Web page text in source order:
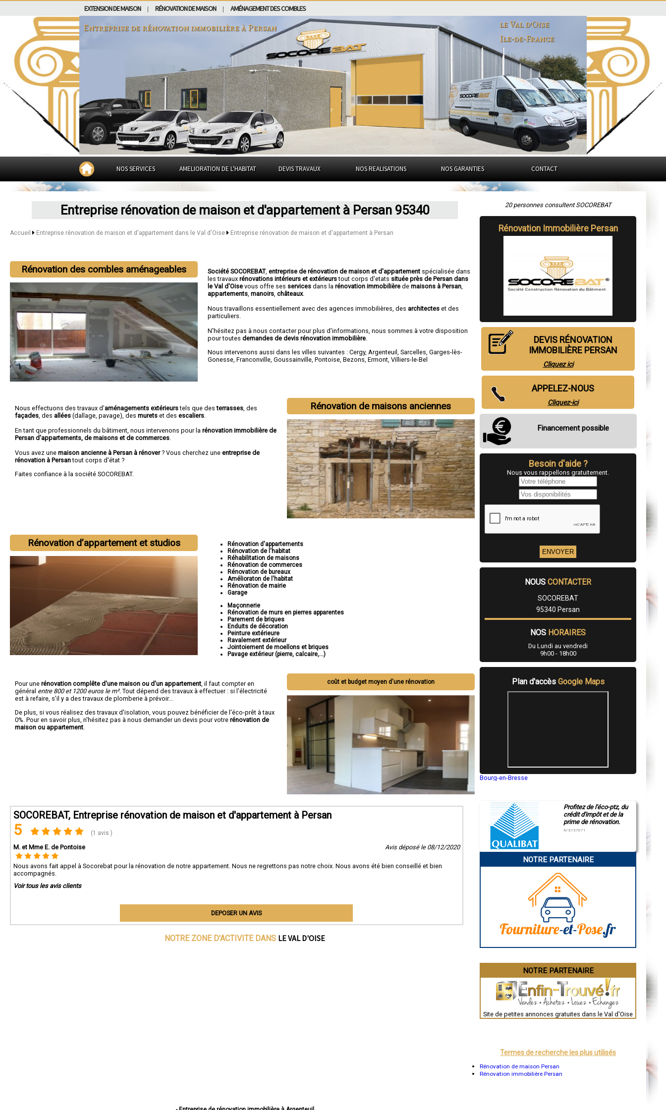
EXTENSION DE MAISON RÉNOVATION DE MAISON AMÉNAGEMENT DES COMBLES
Entreprise de rénovation immobilière àPersan
le Val d'Oise
Ile-de-France
NOS SERVICES AMELIORATION DE L'HABITAT DEVIS TRAVAUX NOS REALISATIONS NOS GARANTIES CONTACT
Entreprise rénovation de maison et d'appartement à Persan 95340
Accueil Entreprise rénovation de maison et d'appartement dans le Val d'Oise Entreprise rénovation de maison et d'appartement à Persan
Rénovation des combles aménageables Société SOCOREBAT,entreprise de rénovation de maison et d'appartement spécialisée dans
les travauxrénovations intérieurs et extérieurstout corps d'etats située près de Persan dans
le Val d'Oisevous offre ses services dans larénovation immobilière demaisons à Persan
appartements ,manoirs ,châteaux.
Nous travaillons essentiellement avec des agences immobilières, des architectes et des
particuliers.
N'hésitez pas à nous contacter pour plus d'informations, nous sommes à votre disposition
pour toutesdemandes de devis rénovation immobilière
Nous intervenons aussi dans les villes suivantes :Cergy, Argenteuil ,Sarcelles ,Garges-lès-
Gonesse ,Franconville ,Goussainville ,Pontoise ,Bezons ,Ermont ,Villiers-le-Bel
Rénovation de maisons anciennes
Nous effectuons des travaux d'aménagements extérieurstels que desterrasses , des
façades , des allées (dallage, pavage), des murets et des escaliers
En tant que professionnels du bâtiment, nous intervenons pour la rénovation immobilière de
Persan d'appartements, de maisons et de commerces
Vous avez une maison ancienne à Persan à rénover? Vous cherchez une entreprise de
rénovation à Persantout corps d'état ?
Faites confiance à la société SOCOREBAT.
Rénovation d’appartement et studios
Rénovation d'appartements
Rénovation de l'habitat
Réhabilitation de maisons
Rénovation de commerces
Rénovation de bureaux
Amélioraton de l'habitat
Rénovation de mairie
Garage
Maçonnerie
Rénovation de murs en pierres apparentes
Parement de briques
Enduits de décoration
Peinture extérieure
Ravalement extérieur
Jointoiement de moellons et briques
Pavage extérieur (pierre, calcaire,...)
coût et budget moyen d'une rénovation
Pour une rénovation complête d'une maison ou d'un appartement , il faut compter en
général entre 800 et 1200 euros le m². Tout dépend des travaux à effectuer : si l'électricité
est à refaire, s'il y a des travaux de plomberie à prévoir...
De plus, si vous réalisez des travaux d'isolation, vous pouvez bénéficier de l'éco-prêt à taux
0%. Pour en savoir plus, n'hésitez pas à nous demander un devis pour votre rénovation de
maison ou appartement
SOCOREBAT, Entreprise rénovation de maison et d'appartement à Persan
5 (1 avis )
M. et Mme E. de Pontoise Avis déposé le 08/12/2020
Nous avons fait appel à Socorebat pour la rénovation de notre appartement. Nous ne regrettons pas notre choix. Nous avons été bien conseillé et bien
accompagnés.
Voir tous les avis clients
DEPOSER UN AVIS
NOTRE ZONE D'ACTIVITE DANS LE VAL D'OISE
20 personnes consultent SOCOREBAT
Rénovation Immobilière Persan
DEVIS RÉNOVATION
IMMOBILIÈRE PERSAN
Cliquez ici
APPELEZ-NOUS
Cliquez-ici
Financement possible
Besoin d'aide ?
Nous vous rappellons gratuitement.
NOUS CONTACTER
SOCOREBAT
95340 Persan
NOS HORAIRES
Du Lundi au vendredi
9h00 - 18h00
Plan d'accès Google Maps
Bourg-en-Bresse
Gap
Nice
Annonay
Charleville-Mézières
Troyes
Narbonne
Marseille
Saint-Brieuc
Besançon
Évreux
Brest
Nîmes
Toulouse
Montpellier
Blois
Saint-Étienne
Profitez de l'éco-ptz, du
crédit d'impôt et de la
prime de rénovation.
N°E157671
NOTRE PARTENAIRE
NOTRE PARTENAIRE
Site de petites annonces gratuites dans le Val d'Oise
Termes de recherche les plus utilisés
Rénovation de maison Persan
Rénovation immobilière Persan